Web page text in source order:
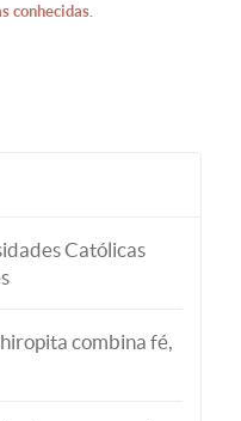
conhecidas.
Católicas
combina fé,